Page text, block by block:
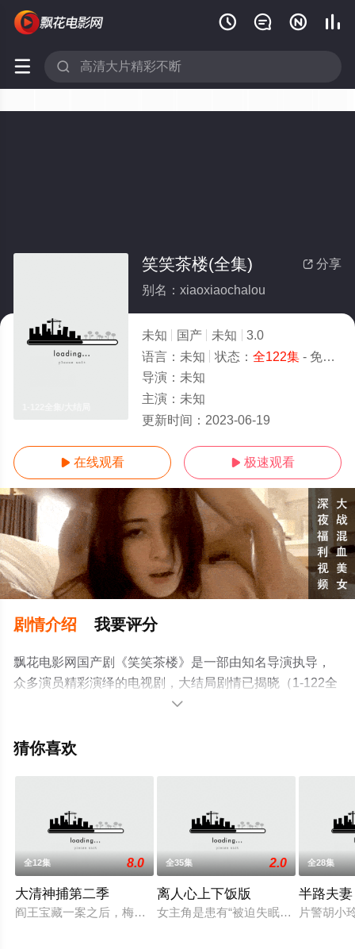
   
 
 分享
笑笑茶楼(全集)
别名：xiaoxiaochalou
未知 国产 未知
3.0
语言： 未知 状态： 全122集- 免费在线观看
导演： 未知
主演： 未知
更新时间： 2023-06-19
 在线观看  极速观看
剧情介绍 我要评分
飘花电影网国产剧《笑笑茶楼》是一部由知名导演执导，
众多演员精彩演绎的电视剧，大结局剧情已揭晓（1-122全
集），手机免费观看高清无删减完整版电视剧全集就上飘
情网等平台了解。

猜你喜欢
全12集 8.0
大清神捕第二季
阎王宝藏一案之后，梅雨墨继承帝位，白雪晴逃离了京城。几
全35集 2.0
离人心上下饭版
女主角是患有“被迫失眠症”的公主，
全28集
半路夫妻
片警胡小